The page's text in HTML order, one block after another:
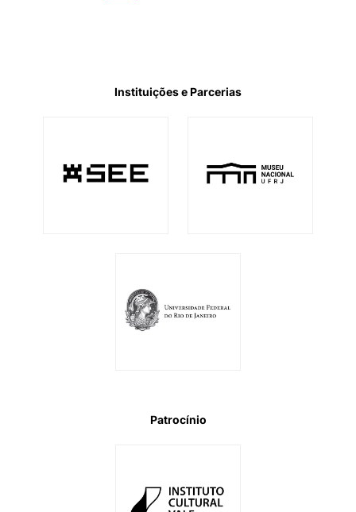
Instituições e Parcerias
Patrocínio